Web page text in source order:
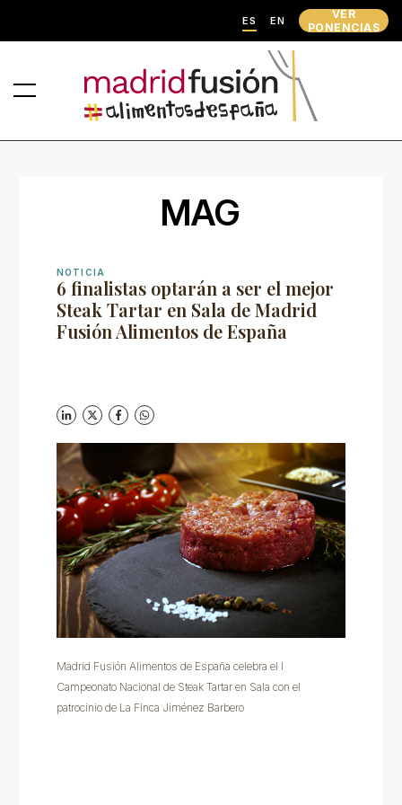
ES EN
VER
PONENCIAS
MAG
NOTICIA
6 finalistas optarán a ser el mejor
Steak Tartar en Sala de Madrid
Fusión Alimentos de España
Madrid Fusión Alimentos de España celebra el I
Campeonato Nacional de Steak Tartar en Sala con el
patrocinio de La Finca Jiménez Barbero